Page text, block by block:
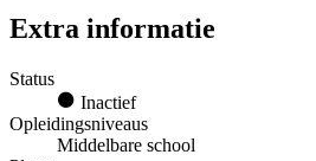
Extra informatie
Status
Inactief
Opleidingsniveaus
Middelbare school